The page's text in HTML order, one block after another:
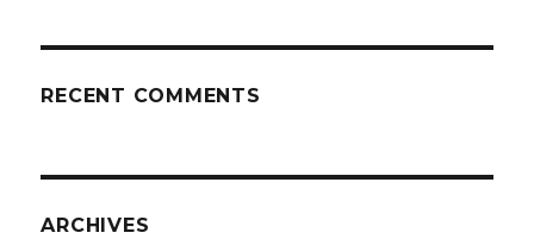
RECENT COMMENTS
ARCHIVES